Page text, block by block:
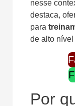
nesse
destaca,
para
de alto
Por